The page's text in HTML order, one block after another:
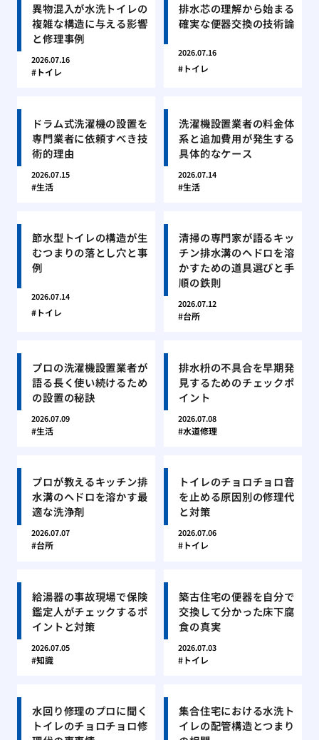
異物混入が水洗トイレの
複雑な構造に与える影響
と修理事例
2026.07.16
トイレ
排水芯の理解から始まる
確実な便器交換の技術論
2026.07.16
トイレ
ドラム式洗濯機の設置を
専門業者に依頼すべき技
術的理由
2026.07.15
生活
洗濯機設置業者の料金体
系と追加費用が発生する
具体的なケース
2026.07.14
生活
節水型トイレの構造が生
むつまりの落とし穴と事
例
2026.07.14
トイレ
清掃の専門家が語るキッ
チン排水溝のヘドロを溶
かすための道具選びと手
順の鉄則
2026.07.12
台所
プロの洗濯機設置業者が
語る長く使い続けるため
の設置の秘訣
2026.07.09
生活
排水枡の不具合を早期発
見するためのチェックポ
イント
2026.07.08
水道修理
プロが教えるキッチン排
水溝のヘドロを溶かす最
適な洗浄剤
2026.07.07
台所
トイレのチョロチョロ音
を止める原因別の修理代
と対策
2026.07.06
トイレ
給湯器の事故現場で保険
鑑定人がチェックするポ
イントと対策
2026.07.05
知識
築古住宅の便器を自分で
交換して分かった床下腐
食の真実
2026.07.03
トイレ
水回り修理のプロに聞く
トイレのチョロチョロ修
集合住宅における水洗ト
イレの配管構造とつまり